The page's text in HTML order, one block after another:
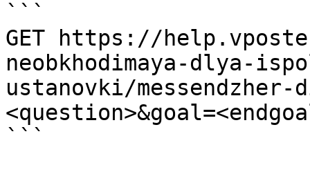
```
GET https://
neobkhodimaya-dlya-
ustanovki/messendzher-
```